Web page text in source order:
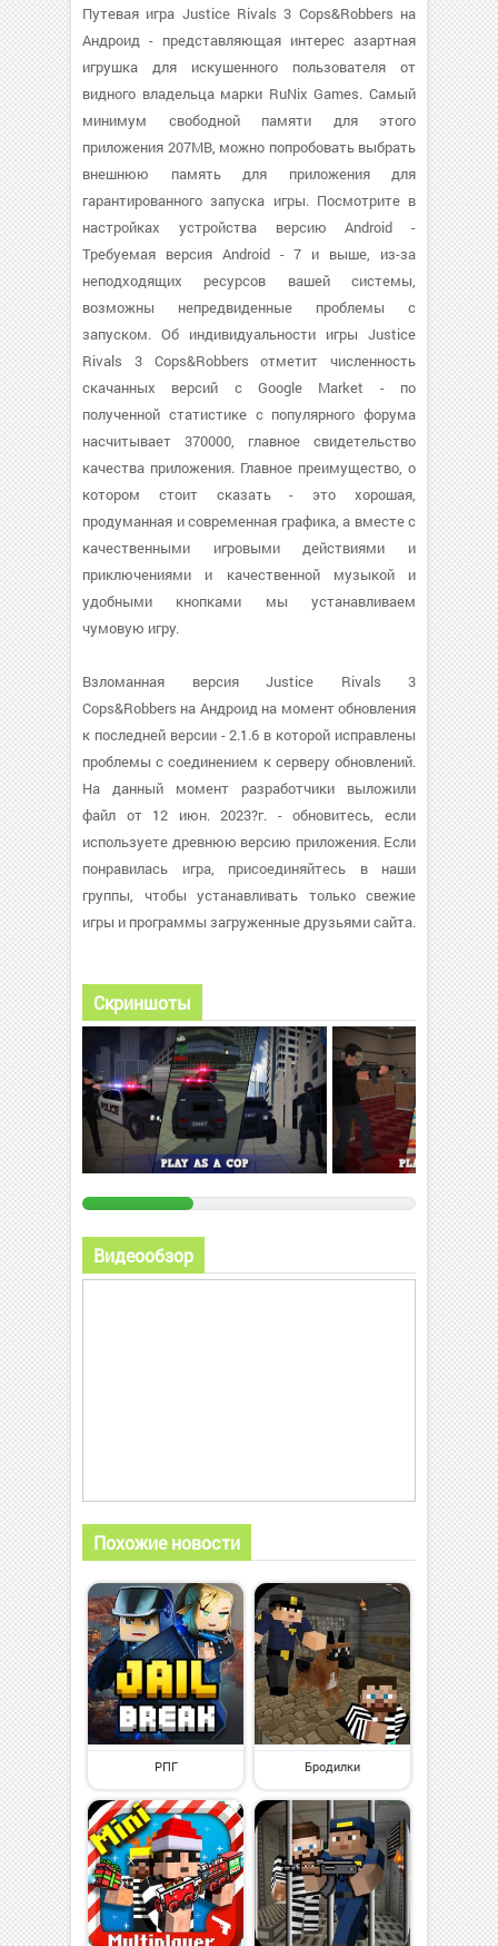
Путевая игра Justice Rivals 3 Cops&Robbers на
Андроид - представляющая интерес азартная
игрушка для искушенного пользователя от
видного владельца марки RuNix Games. Самый
минимум свободной памяти для этого
приложения 207MB, можно попробовать выбрать
внешнюю память для приложения для
гарантированного запуска игры. Посмотрите в
настройках устройства версию Android -
Требуемая версия Android - 7 и выше, из-за
неподходящих ресурсов вашей системы,
возможны непредвиденные проблемы с
запуском. Об индивидуальности игры Justice
Rivals 3 Cops&Robbers отметит численность
скачанных версий с Google Market - по
полученной статистике с популярного форума
насчитывает 370000, главное свидетельство
качества приложения. Главное преимущество, о
котором стоит сказать - это хорошая,
продуманная и современная графика, а вместе с
качественными игровыми действиями и
приключениями и качественной музыкой и
удобными кнопками мы устанавливаем
чумовую игру.
Взломанная версия Justice Rivals 3
Cops&Robbers на Андроид на момент обновления
к последней версии - 2.1.6 в которой исправлены
проблемы с соединением к серверу обновлений.
На данный момент разработчики выложили
файл от 12 июн. 2023?г. - обновитесь, если
используете древнюю версию приложения. Если
понравилась игра, присоединяйтесь в наши
группы, чтобы устанавливать только свежие
игры и программы загруженные друзьями сайта.
Скриншоты
Видеообзор
Похожие новости
РПГ Бродилки